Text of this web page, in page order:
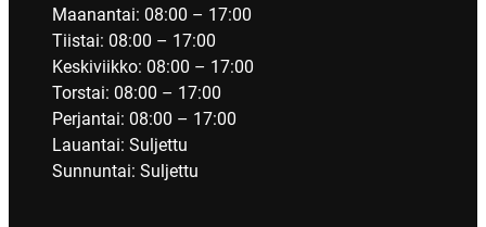
Maanantai: 08:00 – 17:00
Tiistai: 08:00 – 17:00
Keskiviikko: 08:00 – 17:00
Torstai: 08:00 – 17:00
Perjantai: 08:00 – 17:00
Lauantai: Suljettu
Sunnuntai: Suljettu